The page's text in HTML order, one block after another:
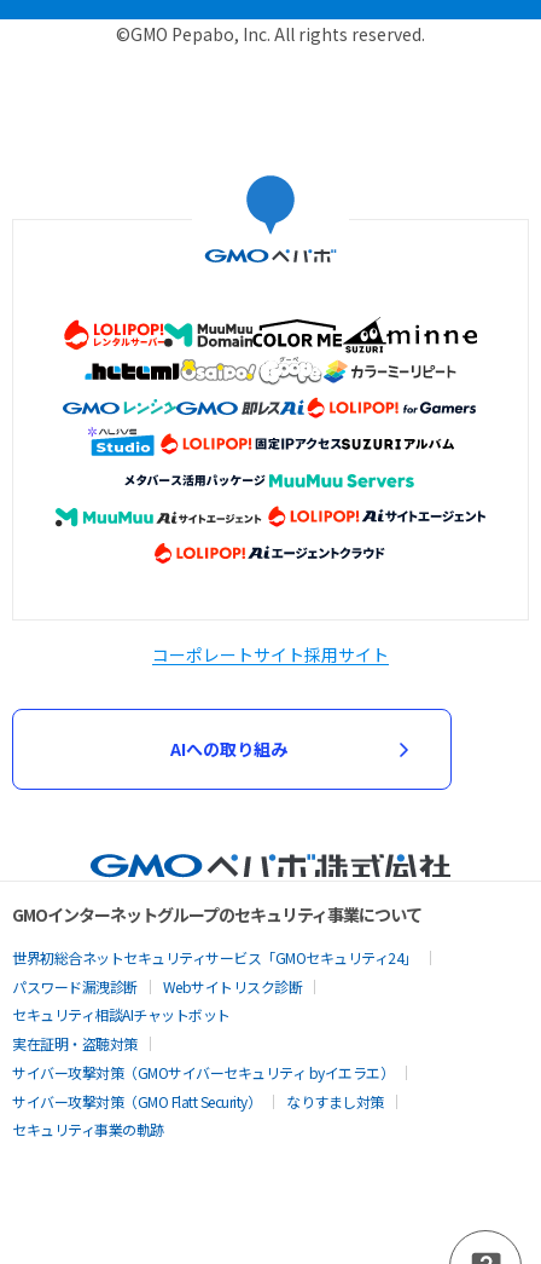
©GMO Pepabo, Inc. All rights reserved.
コーポレートサイト採用サイト
AIへの取り組み
GMOインターネットグループのセキュリティ事業について
世界初総合ネットセキュリティサービス「GMOセキュリティ24」
パスワード漏洩診断
Webサイトリスク診断
セキュリティ相談AIチャットボット
実在証明・盗聴対策
サイバー攻撃対策（GMOサイバーセキュリティ byイエラエ）
サイバー攻撃対策（GMO Flatt Security）
なりすまし対策
セキュリティ事業の軌跡